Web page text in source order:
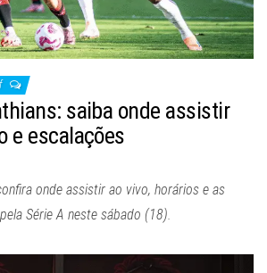
saiba onde assistir
e escalações
onde assistir ao vivo, horários e as
Série A neste sábado (18).